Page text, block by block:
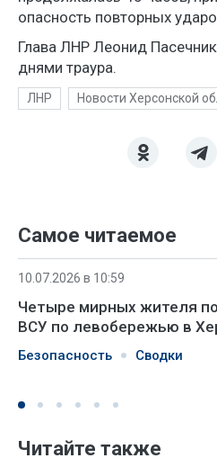
опасность повторных
Глава ЛНР Леонид
днями траура.
ЛНР Новости Херсонской
Самое читаемое
10.07.2026 в 10:59
Четыре мирных жителя
ВСУ по левобережью в
Безопасность Сводки
Читайте также